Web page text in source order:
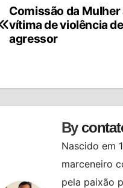
Navegação
de
Comissão da
vítima de violência
agressor
By
Nascido em
marceneiro
pela paixão